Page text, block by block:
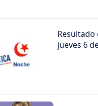
Resultado
jueves 6